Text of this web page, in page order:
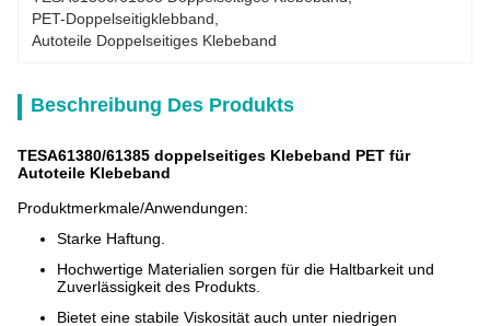
PET-Doppelseitigklebband
Autoteile Doppelseitiges Klebeband
Beschreibung Des Produkts
TESA61380/61385 doppelseitiges Klebeband PET für
Autoteile Klebeband
Produktmerkmale/Anwendungen:
Starke Haftung.
Hochwertige Materialien sorgen für die Haltbarkeit und
Zuverlässigkeit des Produkts.
Bietet eine stabile Viskosität auch unter niedrigen